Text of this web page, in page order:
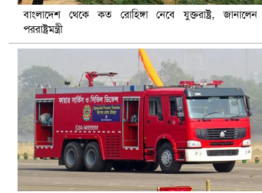
ভিউ বাড়াতে রাম দা হাতে ফেসবুকে ভিডিও পোস্ট শিক্ষকের
আ.লীগ ও জাপার ৯ নেতা কারাগারে
বাংলাদেশ থেকে কত রোহিঙ্গা নেবে যুক্তরাষ্ট্র, জানালেন
পররাষ্ট্রমন্ত্রী